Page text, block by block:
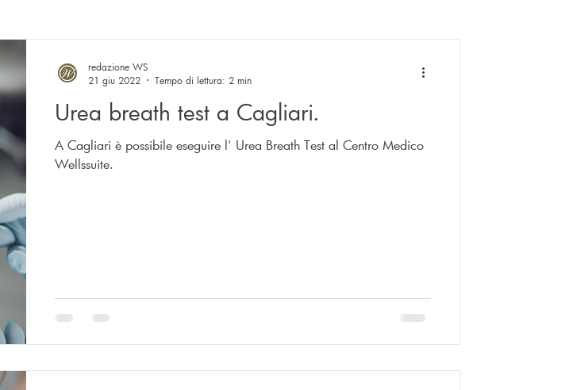
Endocrinologia Diabetologia
Urea breath test a Cagliari.
A Cagliari è possibile eseguire l' Urea Breath Test al Centro Medico
Wellssuite.
redazione WS
21 giu 2022
Tempo di lettura: 2 min